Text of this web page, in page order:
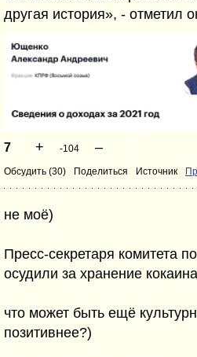
другая история», - отметил
7 + -104 –
Обсудить (30) Поделиться Источник
не моё)
Пресс-секретаря комитета
осудили за хранение
что может быть ещё
позитивнее?)